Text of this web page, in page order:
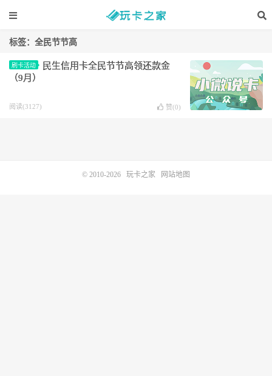
标签：全民节节高
刷卡活动
民生信用卡全民节节高领还款金
（9月）
阅读(3127) 赞(0)
© 2010-2026 玩卡之家 网站地图